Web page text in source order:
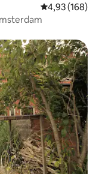
Évaluation
4,93 (168)